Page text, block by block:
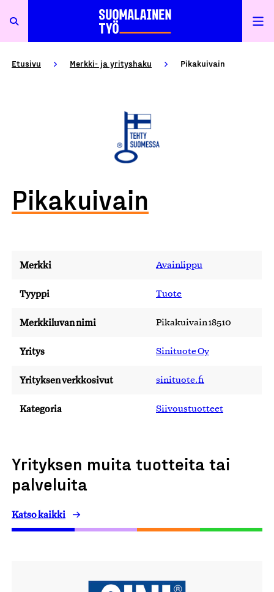
Etusivu Merkki- ja yrityshaku Pikakuivain
Pikakuivain
Merkki Avainlippu
Tyyppi Tuote
Merkkiluvan nimi Pikakuivain 18510
Yritys Sinituote Oy
Yrityksen verkkosivut sinituote.fi
Kategoria Siivoustuotteet
Yrityksen muita tuotteita tai
palveluita
Katso kaikki